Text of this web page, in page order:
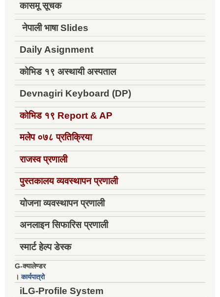
कासमू सूचक
नेपाली भाषा Slides
Daily Asignment
कोभिड १९ अस्थायी अस्पताल
Devnagiri Keyboard (DP)
कोभिड १९ Report & AP
मलेप ०७८ प्रतिक्रिया
राजस्व प्रणाली
पुस्तकालय व्यवस्थापन प्रणाली
योजना व्यवस्थापन प्रणाली
अनलाइन सिफारिस प्रणाली
स्मार्ट हेल्प डेस्क
G-क्यालेण्डर
।कार्यपात्रो
iLG-Profile System